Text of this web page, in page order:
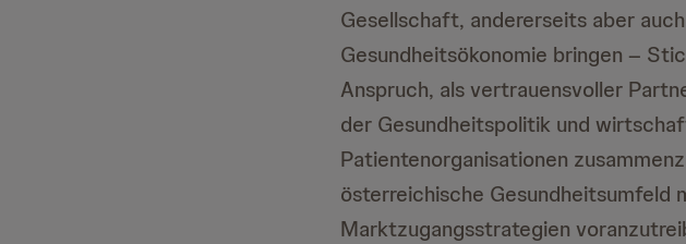
Gesellschaft, andererseits aber
Gesundheitsökonomie bringen –
Anspruch, als vertrauensvoller
der Gesundheitspolitik und
Patientenorganisationen
österreichische Gesundheitsumfeld
Marktzugangsstrategien